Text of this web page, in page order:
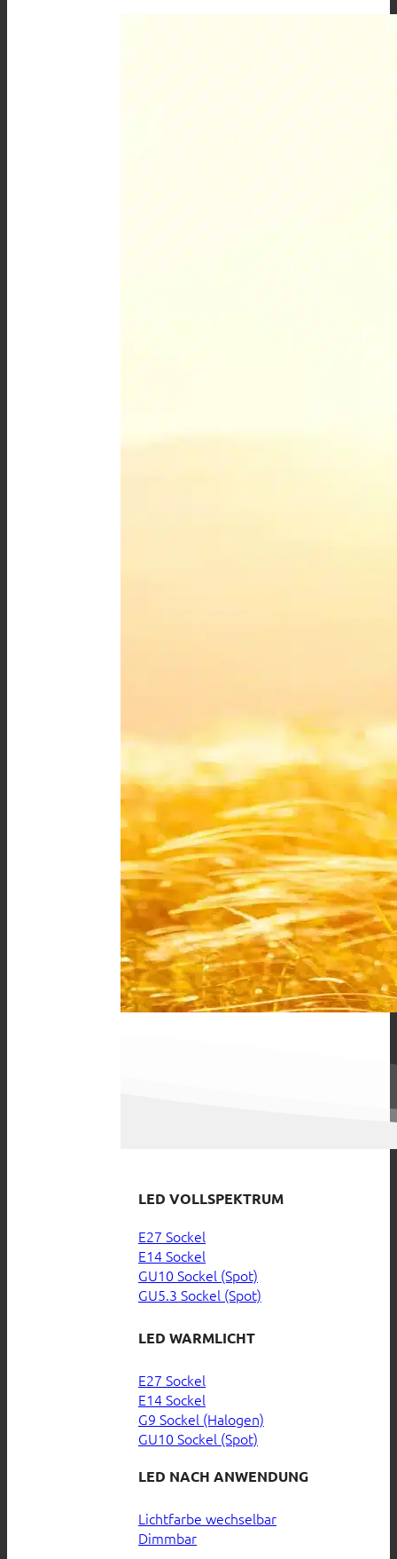
LED VOLLSPEKTRUM
E27 Sockel
E14 Sockel
GU10 Sockel (Spot)
GU5.3 Sockel (Spot)
LED WARMLICHT
E27 Sockel
E14 Sockel
G9 Sockel (Halogen)
GU10 Sockel (Spot)
LED NACH ANWENDUNG
Lichtfarbe wechselbar
Dimmbar